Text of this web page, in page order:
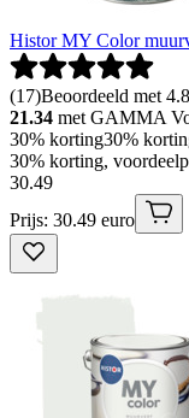
Histor MY Color
(17)Beoordeeld met
21.34 met GAMMA
30% korting30%
30% korting,
30.49
Prijs: 30.49 euro